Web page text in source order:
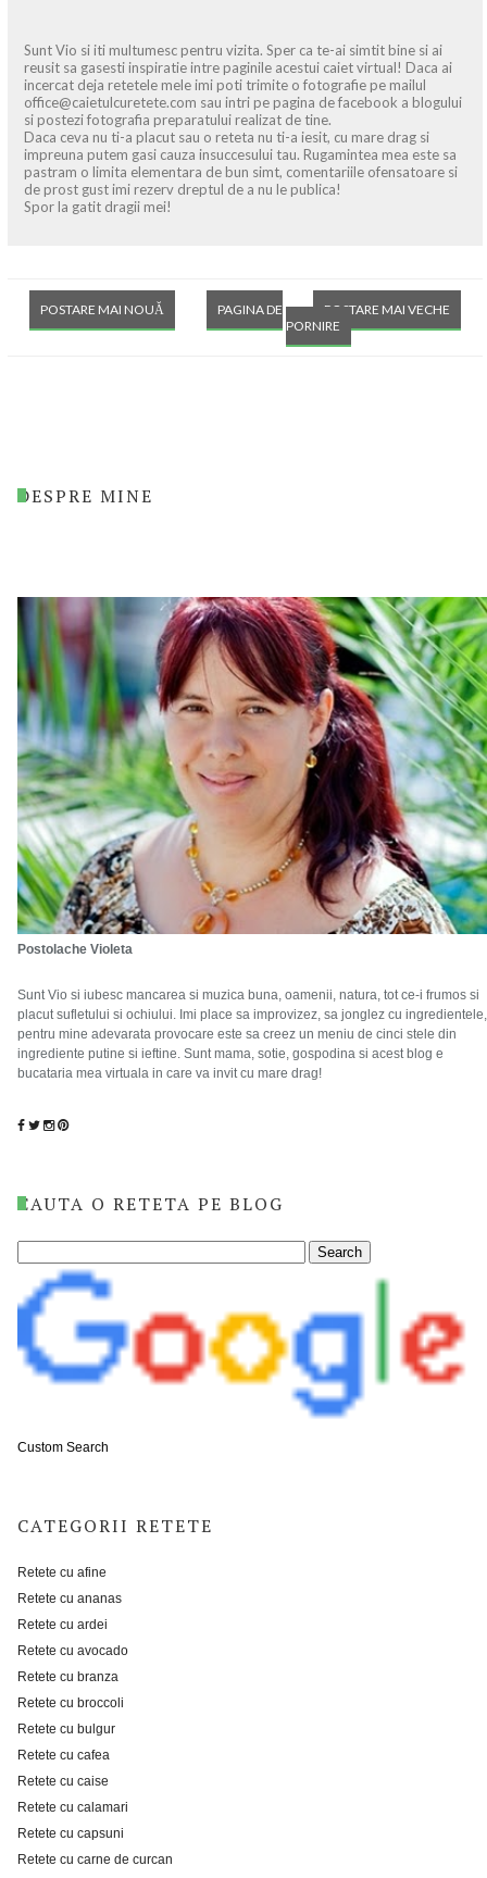
Sunt Vio si iti multumesc pentru vizita. Sper ca te-ai simtit bine si ai
reusit sa gasesti inspiratie intre paginile acestui caiet virtual! Daca ai
incercat deja retetele mele imi poti trimite o fotografie pe mailul
office@caietulcuretete.com sau intri pe pagina de facebook a blogului
si postezi fotografia preparatului realizat de tine.
Daca ceva nu ti-a placut sau o reteta nu ti-a iesit, cu mare drag si
impreuna putem gasi cauza insuccesului tau. Rugamintea mea este sa
pastram o limita elementara de bun simt, comentariile ofensatoare si
de prost gust imi rezerv dreptul de a nu le publica!
Spor la gatit dragii mei!
POSTARE MAI NOUĂ POSTARE MAI VECHE
PAGINA DE
PORNIRE
DESPRE MINE
Postolache Violeta
Sunt Vio si iubesc mancarea si muzica buna, oamenii, natura, tot ce-i frumos si
placut sufletului si ochiului. Imi place sa improvizez, sa jonglez cu ingredientele,
pentru mine adevarata provocare este sa creez un meniu de cinci stele din
ingrediente putine si ieftine. Sunt mama, sotie, gospodina si acest blog e
bucataria mea virtuala in care va invit cu mare drag!
CAUTA O RETETA PE BLOG
Custom Search
CATEGORII RETETE
Retete cu afine
Retete cu ananas
Retete cu ardei
Retete cu avocado
Retete cu branza
Retete cu broccoli
Retete cu bulgur
Retete cu cafea
Retete cu caise
Retete cu calamari
Retete cu capsuni
Retete cu carne de curcan